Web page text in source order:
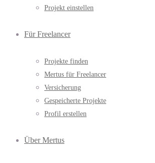
Projekt einstellen
Für Freelancer
Projekte finden
Mertus für Freelancer
Versicherung
Gespeicherte Projekte
Profil erstellen
Über Mertus